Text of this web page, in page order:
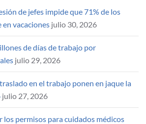
de jefes impide que 71% de los
en vacaciones julio 30, 2026
de días de trabajo por
julio 29, 2026
en el trabajo ponen en jaque la
julio 27, 2026
los permisos para cuidados médicos